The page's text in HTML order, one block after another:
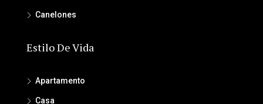
Canelones
Estilo De Vida
Apartamento
Casa